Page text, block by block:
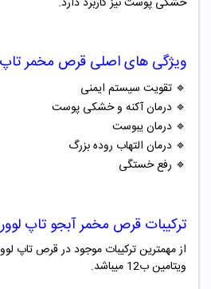
ویژگی های اصلی قرص مخمر تاپ
🔹 تقویت سیستم ایمنی
🔹 درمان آکنه و خشکی پوست
🔹 درمان یبوست
🔹 درمان التهاب روده بزرگ
🔹 رفع خستگی
ترکیبات قرص مخمر آبجو تاپ لوور
از مهمترین ترکیبات موجود در قرص تاپ
ویتامین ب12 میباشد.